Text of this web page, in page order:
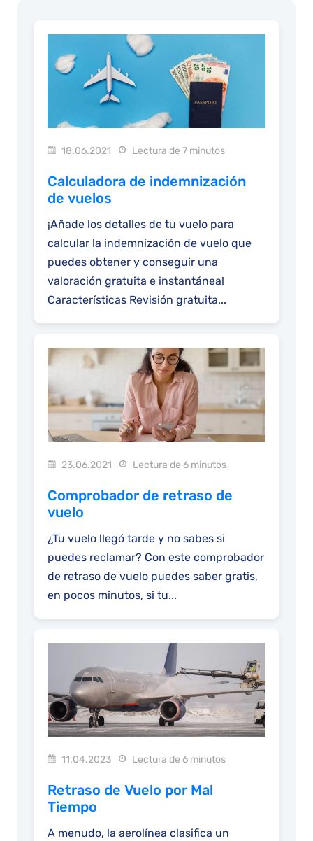
18.06.2021 Lectura de 7 minutos
Calculadora de indemnización
de vuelos
¡Añade los detalles de tu vuelo para
calcular la indemnización de vuelo que
puedes obtener y conseguir una
valoración gratuita e instantánea!
Características Revisión gratuita...
23.06.2021 Lectura de 6 minutos
Comprobador de retraso de
vuelo
¿Tu vuelo llegó tarde y no sabes si
puedes reclamar? Con este comprobador
de retraso de vuelo puedes saber gratis,
en pocos minutos, si tu...
11.04.2023 Lectura de 6 minutos
Retraso de Vuelo por Mal
Tiempo
A menudo, la aerolínea clasifica un